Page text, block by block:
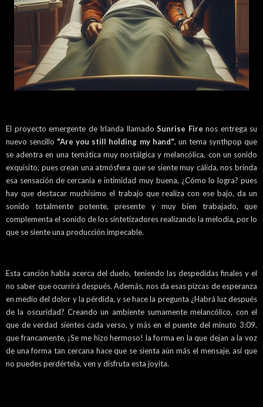
El proyecto emergente de Irlanda llamado Sunrise Fire nos entrega su
nuevo sencillo "Are you still holding my hand", un tema synthpop que
se adentra en una temática muy nostálgica y melancólica, con un sonido
exquisito, pues crean una atmósfera que se siente muy cálida, nos brinda
esa sensación de cercanía e intimidad muy buena, ¿Cómo lo logra? pues
hay que destacar muchísimo el trabajo que realiza con ese bajo, da un
sonido totalmente potente, presente y muy bien trabajado, que
complementa el sonido de los sintetizadores realizando la melodía, por lo
que se siente una producción impecable.
Esta canción habla acerca del duelo, teniendo las despedidas finales y el
no saber que ocurrirá después. Además, nos da esas pizcas de esperanza
en medio del dolor y la pérdida, y se hace la pregunta ¿Habrá luz después
de la oscuridad? Creando un ambiente sumamente melancólico, con el
que de verdad sientes cada verso, y más en el puente del minuto 3:09,
que francamente, ¡Se me hizo hermoso! la forma en la que dejan a la voz
de una forma tan cercana hace que se sienta aún más el mensaje, así que
no puedes perdértela, ven y disfruta esta joyita.